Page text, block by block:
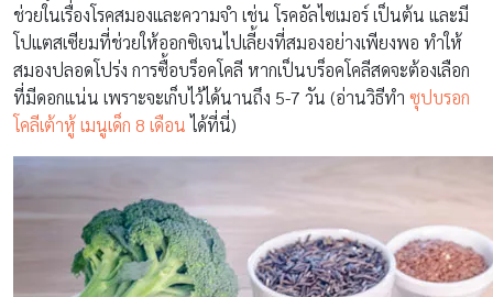
ช่วยในเรื่องโรคสมองและความจำ เช่น โรคอัลไซเมอร์ เป็นต้น และมี
โปแตสเซียมที่ช่วยให้ออกซิเจนไปเลี้ยงที่สมองอย่างเพียงพอ ทำให้
สมองปลอดโปร่ง การซื้อบร็อคโคลี หากเป็นบร็อคโคลีสดจะต้องเลือก
ที่มีดอกแน่น เพราะจะเก็บไว้ได้นานถึง 5-7 วัน (อ่านวิธีทำ ซุปบรอก
โคลีเต้าหู้ เมนูเด็ก 8 เดือนได้ที่นี่)